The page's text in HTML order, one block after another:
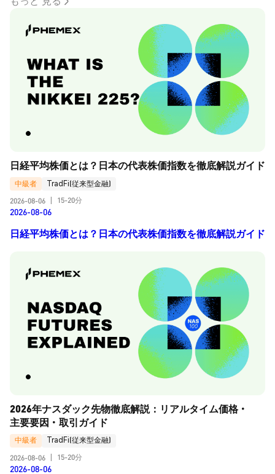
日経平均株価とは？日本の代表株価指数を徹底解説ガイド
中級者
TradFi(従来型金融)
2026-08-06
15-20分
2026-08-06
日経平均株価とは？日本の代表株価指数を徹底解説ガイド
2026年ナスダック先物徹底解説：リアルタイム価格・
主要要因・取引ガイド
中級者
TradFi(従来型金融)
2026-08-06
15-20分
2026-08-06